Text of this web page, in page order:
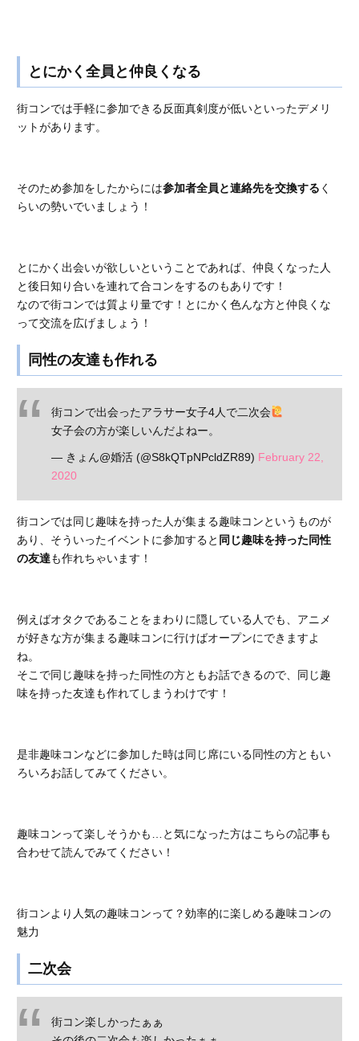
とにかく全員と仲良くなる
街コンでは手軽に参加できる反面真剣度が低いといったデメリ
ットがあります。
そのため参加をしたからには参加者全員と連絡先を交換する く
らいの勢いでいましょう！
とにかく出会いが欲しいということであれば、仲良くなった人
と後日知り合いを連れて合コンをするのもありです！
なので街コンでは質より量です！とにかく色んな方と仲良くな
って交流を広げましょう！
同性の友達も作れる
街コンで出会ったアラサー女子4人で二次会
女子会の方が楽しいんだよねー。
— きょん@婚活 (@S8kQTpNPcldZR89) February 22,
2020
街コンでは同じ趣味を持った人が集まる趣味コンというものが
あり、そういったイベントに参加すると 同じ趣味を持った同性
の友達も作れちゃいます！
例えばオタクであることをまわりに隠している人でも、アニメ
が好きな方が集まる趣味コンに行けばオープンにできますよ
ね。
そこで同じ趣味を持った同性の方ともお話できるので、同じ趣
味を持った友達も作れてしまうわけです！
是非趣味コンなどに参加した時は同じ席にいる同性の方ともい
ろいろお話してみてください。
趣味コンって楽しそうかも…と気になった方はこちらの記事も
合わせて読んでみてください！
街コンより人気の趣味コンって？効率的に楽しめる趣味コンの
魅力
二次会
街コン楽しかったぁぁ